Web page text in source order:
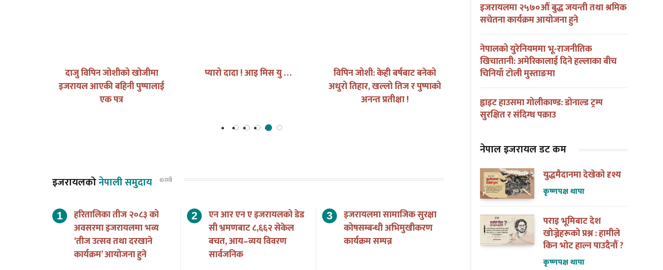
दाजु विपिन जोशीको खोजीमा
इजरायल आएकी बहिनी पुष्पालाई
एक पत्र
प्यारो दादा ! आइ मिस यु …
विपिन जोशी: केही बर्षबाट बनेको
अधुरो तिहार, खल्लो तिज र पुष्पाको
अनन्त प्रतीक्षा !
मेरो बिदा मेरो देशका लागि
इजरायलकोनेपाली समुदाय ©सबै
हरितालिका तीज २०८३ को
अवसरमा इजरायलमा भव्य
‘तीज उत्सव तथा दरखाने
कार्यक्रम’ आयोजना हुने
एन आर एन ए इजरायलको डेड
सी भ्रमणबाट ८,६६२ सेकेल
बचत, आय–व्यय विवरण
सार्वजनिक
इजरायलमा सामाजिक सुरक्षा
कोषसम्बन्धी अभिमुखीकरण
कार्यक्रम सम्पन्न
इजरायलमा २५७०औं बुद्ध जयन्ती तथा श्रमिक
सचेतना कार्यक्रम आयोजना हुने
नेपालको युरेनियममा भू-राजनीतिक
खिचातानी: अमेरिकालाई दिने हल्लाका बीच
चिनियाँ टोली मुस्ताङमा
ह्वाइट हाउसमा गोलीकाण्ड: डोनाल्ड ट्रम्प
सुरक्षित र संदिग्ध पक्राउ
नेपाल इजरायल डट कम
युद्धमैदानमा देखेको दृश्य
कृष्णपक्ष थापा
पराइ भूमिबाट देश
खोज्नेहरूको प्रश्न : हामीले
किन भोट हाल्न पाउदैनौँ ?
कृष्णपक्ष थापा